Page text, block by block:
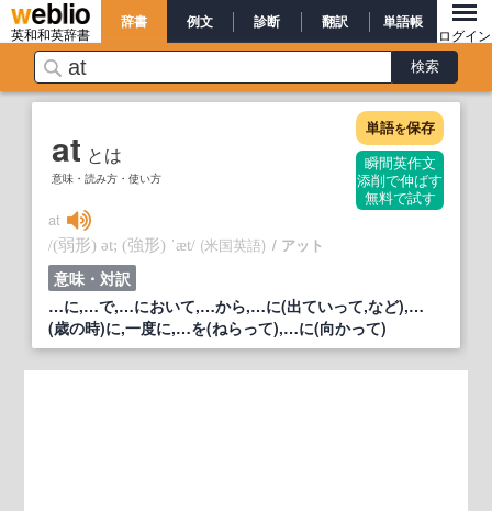
英和和英辞書
辞書 例文 診断 翻訳 単語帳
ログイン
at とは
意味・読み方・使い方
単語を保存
瞬間英作文
添削で伸ばす
無料で試す
at
/(弱形) ət; (強形) ˈæt/ (米国英語) アット
意味・対訳
…に,…で,…において,…から,…に(出ていって,など),…
(歳の時)に,一度に,…を(ねらって),…に(向かって)